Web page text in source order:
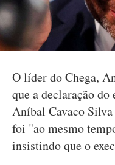
O líder do Chega,
que a declaração
Aníbal Cavaco
foi "ao mesmo
insistindo que o